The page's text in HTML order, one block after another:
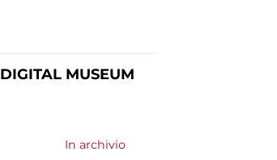
DIGITAL MUSEUM
In archivio